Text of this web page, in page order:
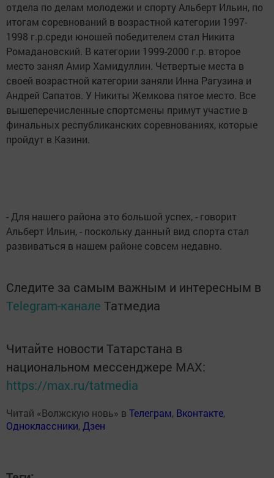
отдела по делам молодежи и спорту Альберт Ильин, по
итогам соревнований в возрастной категории 1997-
1998 г.р.среди юношей победителем стал Никита
Ромадановский. В категории 1999-2000 г.р. второе
место занял Амир Хамидуллин. Четвертые места в
своей возрастной категории заняли Инна Рагузина и
Андрей Сапатов. У Никиты Жемкова пятое место. Все
вышеперечисленные спортсмены примут участие в
финальных республиканских соревнованиях, которые
пройдут в Казини.
- Для нашего района это большой успех, - говорит
Альберт Ильин, - поскольку данный вид спорта стал
развиваться в нашем районе совсем недавно.
Следите за самым важным и интересным в
Telegram-канале Татмедиа
Читайте новости Татарстана в
национальном мессенджере MАХ:
https://max.ru/tatmedia
Читай «Волжскую новь» в Телеграм, Вконтакте,
Одноклассники,Дзен